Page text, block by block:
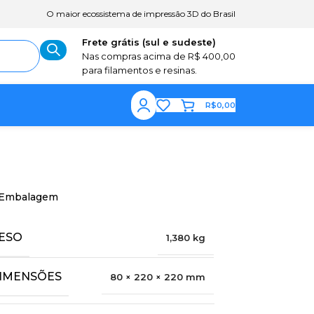
O maior ecossistema de impressão 3D do Brasil
Frete grátis (sul e sudeste)
Nas compras acima de R$ 400,00
para filamentos e resinas.
R$0,00
1,380 kg
80 × 220 × 220 mm